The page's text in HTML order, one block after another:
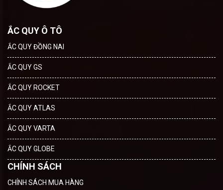
ẮC QUY Ô TÔ
ẮC QUY ĐỒNG NAI
ẮC QUY GS
ẮC QUY ROCKET
ẮC QUY ATLAS
ẮC QUY VARTA
ẮC QUY GLOBE
CHÍNH SÁCH
CHÍNH SÁCH MUA HÀNG